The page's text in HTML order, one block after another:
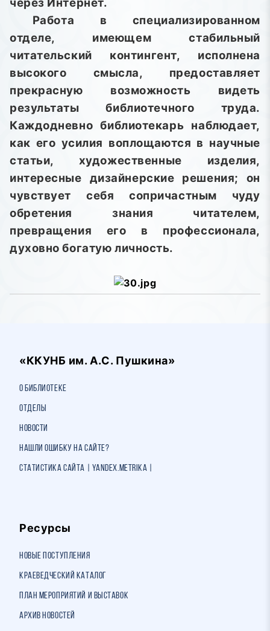
через Интернет.
Работа в специализированном
отделе, имеющем стабильный
читательский контингент, исполнена
высокого смысла, предоставляет
прекрасную возможность видеть
результаты библиотечного труда.
Каждодневно библиотекарь наблюдает,
как его усилия воплощаются в научные
статьи, художественные изделия,
интересные дизайнерские решения; он
чувствует себя сопричастным чуду
обретения знания читателем,
превращения его в профессионала,
духовно богатую личность.
«ККУНБ им. А.С. Пушкина»
О библиотеке
Отделы
Новости
Нашли ошибку на сайте?
Статистика сайта | Yandex.Metrika |
Ресурсы
Новые поступления
Краеведческий каталог
План мероприятий и выставок
Архив новостей